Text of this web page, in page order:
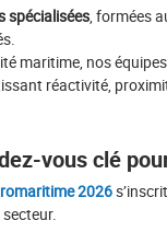
spécialisées, formées
maritime, nos
réactivité,
vous clé
2026